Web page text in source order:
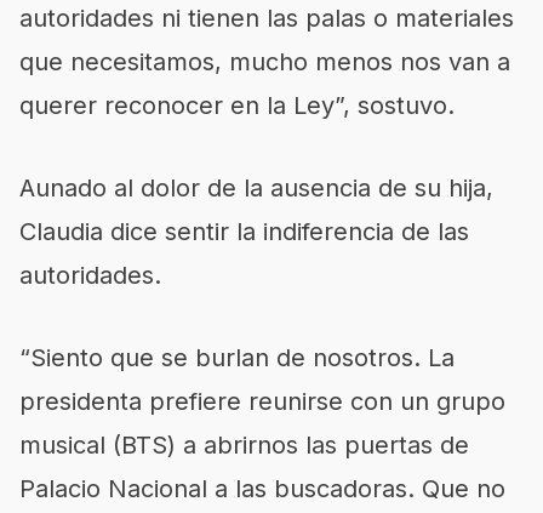
autoridades ni tienen las palas o materiales
que necesitamos, mucho menos nos van a
querer reconocer en la Ley”, sostuvo.
Aunado al dolor de la ausencia de su hija,
Claudia dice sentir la indiferencia de las
autoridades.
“Siento que se burlan de nosotros. La
presidenta prefiere reunirse con un grupo
musical (BTS) a abrirnos las puertas de
Palacio Nacional a las buscadoras. Que no